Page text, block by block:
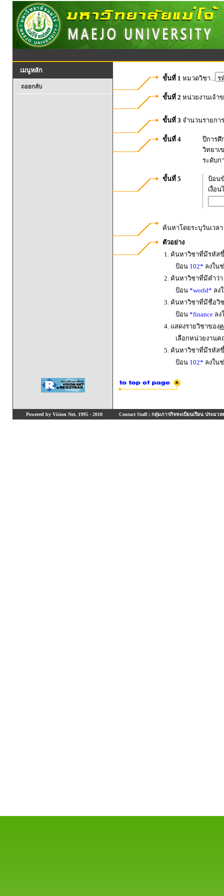
เมนูหลัก
ถอยกลับ
ขั้นที่ 1 หมวดวิชา ..
ขั้นที่ 2 หน่วยงานเจ้า
ขั้นที่ 3 จำนวนรายก
ขั้นที่ 4
ปีการศึ
วิทยาเ
ระดับก
ขั้นที่ 5
ป้อน
เงื่อน
ค้นหาโดยระบุวันเวล
ตัวอย่าง
1. ค้นหาวิชาที่มีรหัส
ป้อน 102* ลงใน
2. ค้นหาวิชาที่มีคำว่า
ป้อน *world* ลง
3. ค้นหาวิชาที่มีชื่อวิ
ป้อน *finance ลง
4. แสดงรายวิชาของ
เลือกหน่วยงาน
5. ค้นหาวิชาที่มีรหัส
ป้อน 102* ลงใน
Powered by Vision Net, 1995 - 2010 Contact Staff : กลุ่มภารกิจทะเบียนเรียน ประมวล